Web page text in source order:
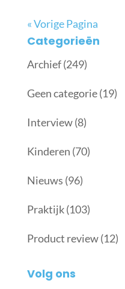
« Vorige Pagina
Categorieën
Archief(249)
Geen categorie(19)
Interview(8)
Kinderen (70)
Nieuws (96)
Praktijk(103)
Product review(12)
Volg ons